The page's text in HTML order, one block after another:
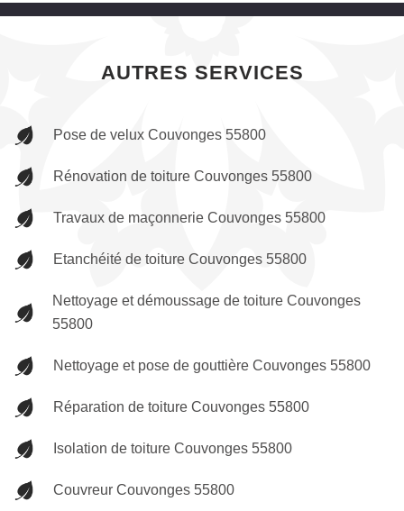
AUTRES SERVICES
Pose de velux Couvonges 55800
Rénovation de toiture Couvonges 55800
Travaux de maçonnerie Couvonges 55800
Etanchéité de toiture Couvonges 55800
Nettoyage et démoussage de toiture Couvonges
55800
Nettoyage et pose de gouttière Couvonges 55800
Réparation de toiture Couvonges 55800
Isolation de toiture Couvonges 55800
Couvreur Couvonges 55800